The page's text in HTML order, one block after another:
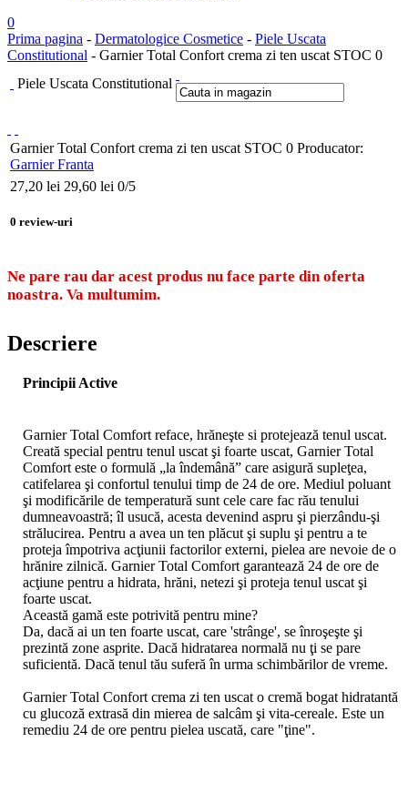
0
Prima pagina - Dermatologice Cosmetice - Piele Uscata
Constitutional - Garnier Total Confort crema zi ten uscat STOC 0
Piele Uscata Constitutional
Garnier Total Confort crema zi ten uscat STOC 0 Producator:
Garnier Franta
27,20 lei 29,60 lei 0/5
0 review-uri
Ne pare rau dar acest produs nu face parte din oferta
noastra. Va multumim.
Descriere
Principii Active
Garnier Total Comfort reface, hrăneşte si protejează tenul uscat.
Creată special pentru tenul uscat şi foarte uscat, Garnier Total
Comfort este o formulă „la îndemână” care asigură supleţea,
catifelarea şi confortul tenului timp de 24 de ore. Mediul poluant
şi modificările de temperatură sunt cele care fac rău tenului
dumneavoastră; îl usucă, acesta devenind aspru şi pierzându-şi
strălucirea. Pentru a avea un ten plăcut şi suplu şi pentru a te
proteja împotriva acţiunii factorilor externi, pielea are nevoie de o
hrănire zilnică. Garnier Total Comfort garantează 24 de ore de
acţiune pentru a hidrata, hrăni, netezi şi proteja tenul uscat şi
foarte uscat.
Această gamă este potrivită pentru mine?
Da, dacă ai un ten foarte uscat, care 'strânge', se înroşeşte şi
prezintă zone asprite. Dacă hidratarea normală nu ţi se pare
suficientă. Dacă tenul tău suferă în urma schimbărilor de vreme.
Garnier Total Confort crema zi ten uscat o cremă bogat hidratantă
cu glucoză extrasă din mierea de salcâm şi vita-cereale. Este un
remediu 24 de ore pentru pielea uscată, care "ţine".